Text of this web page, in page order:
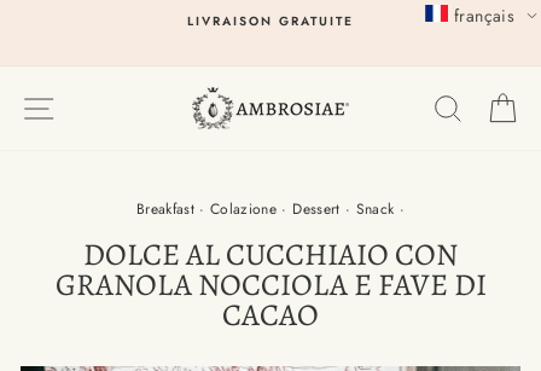
LIVRAISON GRATUITE
Breakfast ·Colazione · Dessert · Snack ·
DOLCE AL CUCCHIAIO CON
GRANOLA NOCCIOLA E FAVE DI
CACAO
français